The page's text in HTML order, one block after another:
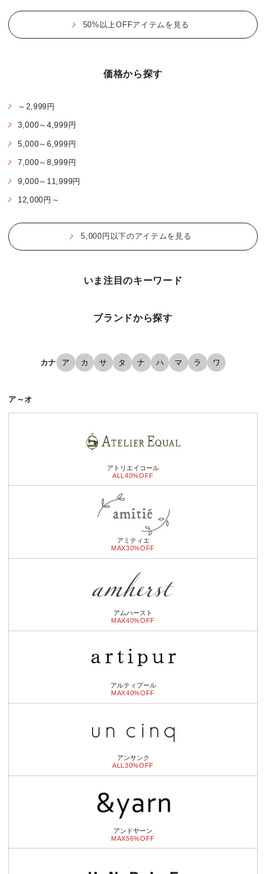
50%以上OFFアイテムを見る
価格から探す
～2,999円
3,000～4,999円
5,000～6,999円
7,000～8,999円
9,000～11,999円
12,000円～
5,000円以下のアイテムを見る
いま注目のキーワード
ブランドから探す
カナ ア カ サ タ ナ ハ マ ラ ワ
ア～オ
アトリエイコール
ALL40%OFF
アミティエ
MAX30%OFF
アムハースト
MAX40%OFF
アルティプール
MAX40%OFF
アンサンク
ALL30%OFF
アンドヤーン
MAX56%OFF